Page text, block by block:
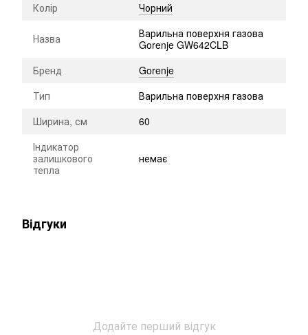
Колір
Чорний
Назва
Варильна поверхня газова
Gorenje GW642CLB
Бренд
Gorenje
Тип
Варильна поверхня газова
Ширина, см
60
Індикатор
залишкового
тепла
немає
Відгуки
Додайте перший відгук